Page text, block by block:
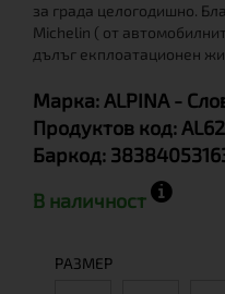
за града целогодишно.
Michelin ( от
дълъг екплоатационен
Марка: ALPINA -
Продуктов код:
Баркод:
В наличност
РАЗМЕР